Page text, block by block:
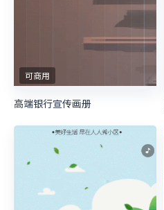
可商用
高端银行宣传画册